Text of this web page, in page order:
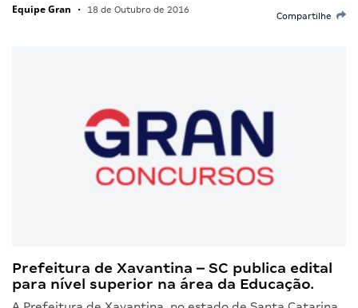
Equipe Gran • 18 de Outubro de 2016
Compartilhe
Prefeitura de Xavantina – SC publica edital
para nível superior na área da Educação.